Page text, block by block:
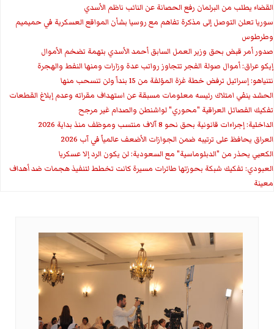
القضاء يطلب من البرلمان رفع الحصانة عن النائب ناظم الأسدي
سوريا تعلن التوصل إلى مذكرة تفاهم مع روسيا بشأن المواقع العسكرية في حميميم
وطرطوس
صدور أمر قبض بحق وزير العمل السابق أحمد الأسدي بتهمة تضخم الأموال
إيكو عراق: أموال صولة الفجر تتجاوز رواتب عدة وزارات ومنها النفط والهجرة
نتنياهو: إسرائيل ترفض خطة غزة المؤلفة من 15 بنداً ولن تنسحب منها
الحشد ينفي امتلاك رئيسه معلومات مسبقة عن استهداف مقراته وعدم إبلاغ القطعات
تفكيك الفصائل العراقية "محوري" لواشنطن والصدام غير مرجح
الداخلية: إجراءات قانونية بحق نحو 8 آلاف منتسب وموظف منذ بداية 2026
العراق يحافظ على ترتيبه ضمن الجوازات الأضعف عالمياً في آب 2026
الكعبي يحذر من "الدبلوماسية" مع السعودية: لن يكون الرد إلا عسكريا
العبودي: تفكيك شبكة بحوزتها طائرات مسيرة كانت تخطط لتنفيذ هجمات ضد أهداف
معينة